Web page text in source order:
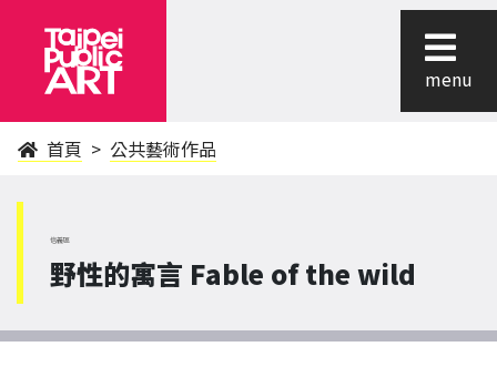
menu
首頁 公共藝術作品
信義區
野性的寓言 Fable of the wild